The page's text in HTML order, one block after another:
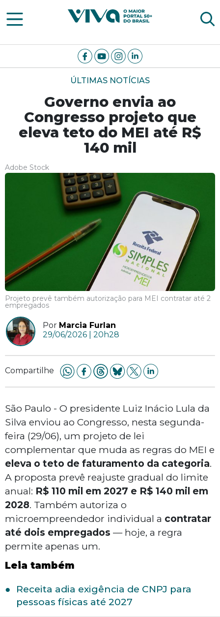
Viva Notícias
ÚLTIMAS NOTÍCIAS
Governo envia ao
Congresso projeto que
eleva teto do MEI até R$
140 mil
Adobe Stock
Projeto prevê também autorização para MEI contratar até 2
empregados
Por Marcia Furlan
29/06/2026 | 20h28
Compartilhe
São Paulo - O presidente Luiz Inácio Lula da
Silva enviou ao Congresso, nesta segunda-
feira (29/06), um projeto de lei
complementar que muda as regras do MEI e
eleva o teto de faturamento da categoria.
A proposta prevê reajuste gradual do limite
anual: R$ 110 mil em 2027 e R$ 140 mil em
2028. Também autoriza o
microempreendedor individual a contratar
até dois empregados — hoje, a regra
permite apenas um.
Leia também
Receita adia exigência de CNPJ para
pessoas físicas até 2027